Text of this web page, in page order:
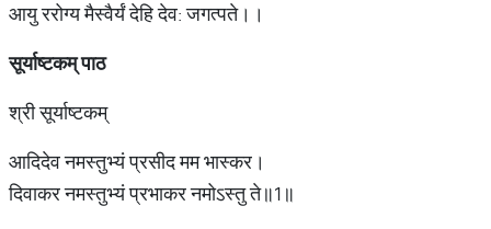
आयु ररोग्य मैस्वैर्यं देहि देव: जगत्पते।।
सूर्याष्टकम्पाठ
श्री सूर्याष्टकम्
आदिदेव नमस्तुभ्यं प्रसीद मम भास्कर।
दिवाकर नमस्तुभ्यं प्रभाकर नमोऽस्तु ते॥1॥